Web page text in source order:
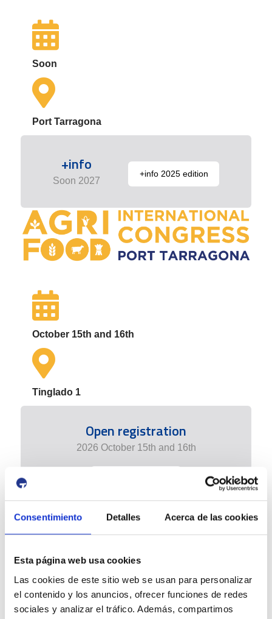
Consentimiento Detalles Acerca de las cookies
Esta página web usa cookies
Las cookies de este sitio web se usan para personalizar
el contenido y los anuncios, ofrecer funciones de redes
sociales y analizar el tráfico. Además, compartimos
Soon
Port Tarragona
+info
Soon 2027
+info 2025 edition
October 15th and 16th
Tinglado 1
Open registration
2026 October 15th and 16th